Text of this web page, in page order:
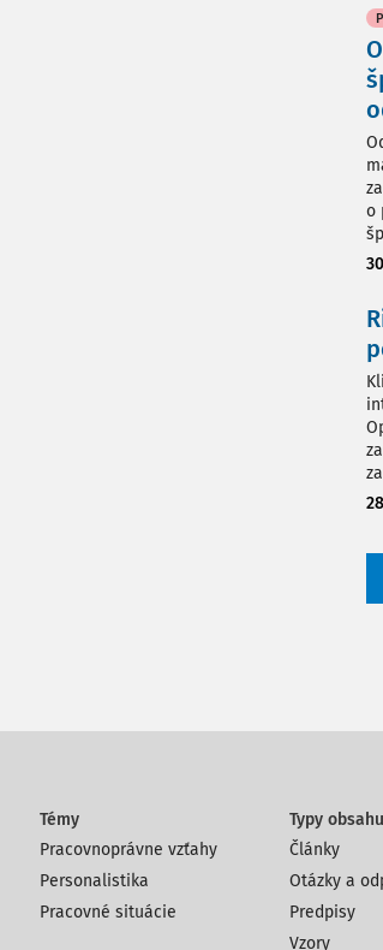
o
Témy
Pracovnoprávne vzťahy
Personalistika
Pracovné situácie
Typy obsahu
Články
Otázky a
Predpisy
Vzory